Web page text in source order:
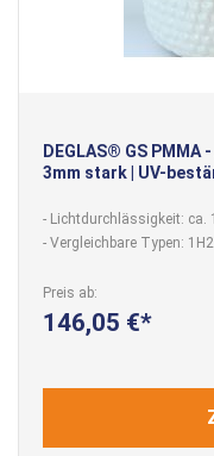
DEGLAS® GS PMMA
3mm stark | UV-
- Lichtdurchlässigkeit: ca.
- Vergleichbare Typen:
Preis ab
146,05 €